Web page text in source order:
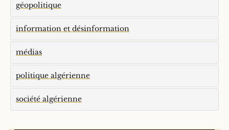
géopolitique
information et désinformation
médias
politique algérienne
société algérienne